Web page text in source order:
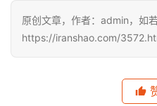
原创文章，作者：admin，如
https://iranshao.com/